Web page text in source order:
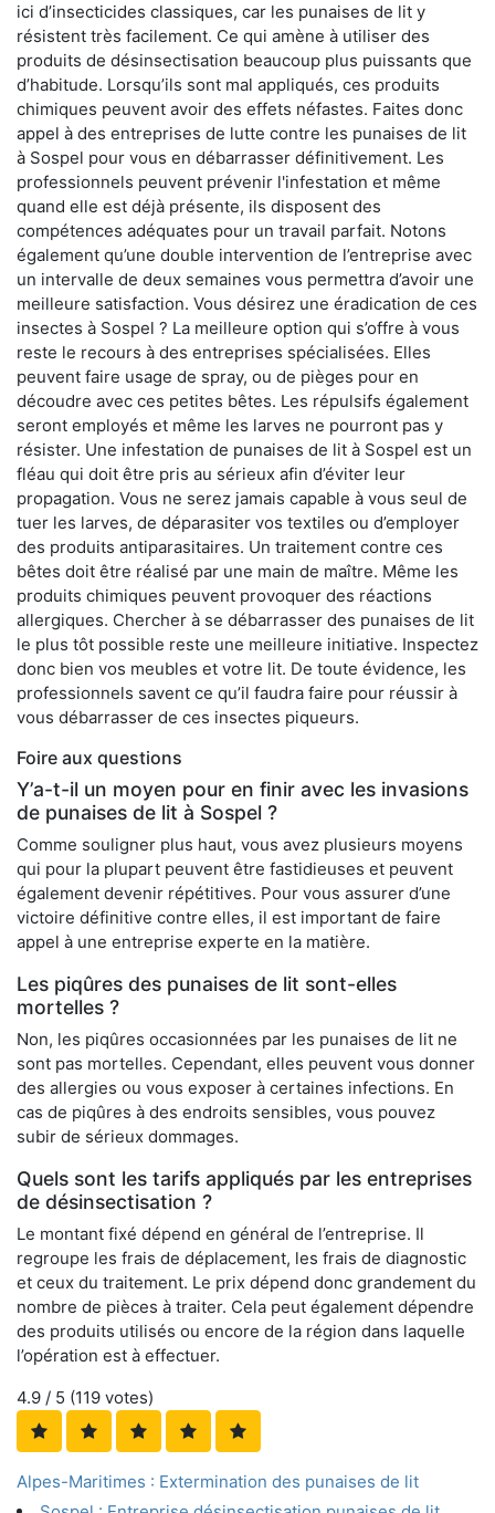
ici d’insecticides classiques, car les punaises de lit y
résistent très facilement. Ce qui amène à utiliser des
produits de désinsectisation beaucoup plus puissants que
d’habitude. Lorsqu’ils sont mal appliqués, ces produits
chimiques peuvent avoir des effets néfastes. Faites donc
appel à des entreprises de lutte contre les punaises de lit
à Sospel pour vous en débarrasser définitivement. Les
professionnels peuvent prévenir l'infestation et même
quand elle est déjà présente, ils disposent des
compétences adéquates pour un travail parfait. Notons
également qu’une double intervention de l’entreprise avec
un intervalle de deux semaines vous permettra d’avoir une
meilleure satisfaction. Vous désirez une éradication de ces
insectes à Sospel ? La meilleure option qui s’offre à vous
reste le recours à des entreprises spécialisées. Elles
peuvent faire usage de spray, ou de pièges pour en
découdre avec ces petites bêtes. Les répulsifs également
seront employés et même les larves ne pourront pas y
résister. Une infestation de punaises de lit à Sospel est un
fléau qui doit être pris au sérieux afin d’éviter leur
propagation. Vous ne serez jamais capable à vous seul de
tuer les larves, de déparasiter vos textiles ou d’employer
des produits antiparasitaires. Un traitement contre ces
bêtes doit être réalisé par une main de maître. Même les
produits chimiques peuvent provoquer des réactions
allergiques. Chercher à se débarrasser des punaises de lit
le plus tôt possible reste une meilleure initiative. Inspectez
donc bien vos meubles et votre lit. De toute évidence, les
professionnels savent ce qu’il faudra faire pour réussir à
vous débarrasser de ces insectes piqueurs.
Foire aux questions
Y’a-t-il un moyen pour en finir avec les invasions
de punaises de lit à Sospel ?
Comme souligner plus haut, vous avez plusieurs moyens
qui pour la plupart peuvent être fastidieuses et peuvent
également devenir répétitives. Pour vous assurer d’une
victoire définitive contre elles, il est important de faire
appel à une entreprise experte en la matière.
Les piqûres des punaises de lit sont-elles
mortelles ?
Non, les piqûres occasionnées par les punaises de lit ne
sont pas mortelles. Cependant, elles peuvent vous donner
des allergies ou vous exposer à certaines infections. En
cas de piqûres à des endroits sensibles, vous pouvez
subir de sérieux dommages.
Quels sont les tarifs appliqués par les entreprises
de désinsectisation ?
Le montant fixé dépend en général de l’entreprise. Il
regroupe les frais de déplacement, les frais de diagnostic
et ceux du traitement. Le prix dépend donc grandement du
nombre de pièces à traiter. Cela peut également dépendre
des produits utilisés ou encore de la région dans laquelle
l’opération est à effectuer.
4.9 / 5 (119 votes)
Alpes-Maritimes : Extermination des punaises de lit